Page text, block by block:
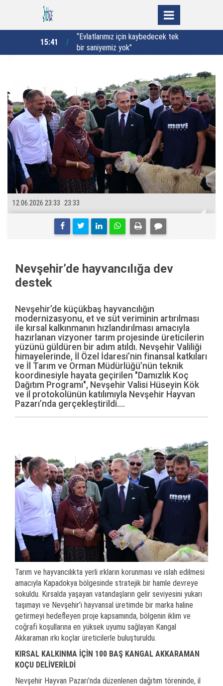
15:41
“Evlatlarımız için kaybedecek tek
bir saniyemiz yok”
23:33
12.06.2026 23:33
Nevşehir’de hayvancılığa dev
destek
Nevşehir’de küçükbaş hayvancılığın
modernizasyonu, et ve süt veriminin artırılması
ile kırsal kalkınmanın hızlandırılması amacıyla
hazırlanan vizyoner tarım projesinde üreticilerin
yüzünü güldüren bir adım atıldı. Nevşehir Valiliği
himayelerinde, İl Özel İdaresi’nin finansal katkıları
ve İl Tarım ve Orman Müdürlüğü’nün teknik
koordinesiyle hayata geçirilen "Damızlık Koç
Dağıtım Programı", Nevşehir Valisi Hüseyin Kök
ve il protokolünün katılımıyla Nevşehir Hayvan
Pazarı’nda gerçekleştirildi....
Tarım ve hayvancılıkta yerli ırkların korunması ve ıslah edilmesi
amacıyla Kapadokya bölgesinde stratejik bir hamle devreye
sokuldu. Kırsalda yaşayan vatandaşların gelir seviyesini yukarı
taşımayı ve Nevşehir’i hayvansal üretimde bir marka haline
getirmeyi hedefleyen proje kapsamında, bölgenin iklim ve
coğrafi koşullarına en yüksek uyumu sağlayan Kangal
Akkaraman ırkı koçlar üreticilerle buluşturuldu.
KIRSAL KALKINMA İÇİN 100 BAŞ KANGAL AKKARAMAN
KOÇU DELİVERİLDİ
Nevşehir Hayvan Pazarı’nda düzenlenen dağıtım töreninde, il